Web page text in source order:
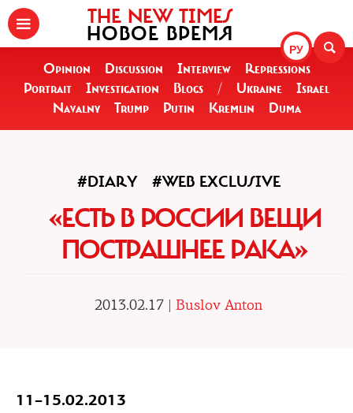
РУ
THE NEW TIMES
НОВОЕ ВРЕМЯ
Opinion Discussion Interview
Repressions
Portrait
Investigation Blogs / Ukraine
Israel
Navalny
Trump Putin Kremlin Duma
#DIARY #WEB EXCLUSIVE
«ЕСТЬ В РОССИИ ВЕЩИ
ПОСТРАШНЕЕ РАКА»
2013.02.17 | Buslov Anton
11–15.02.2013